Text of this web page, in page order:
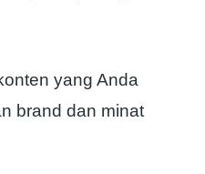
yang Anda
brand dan minat